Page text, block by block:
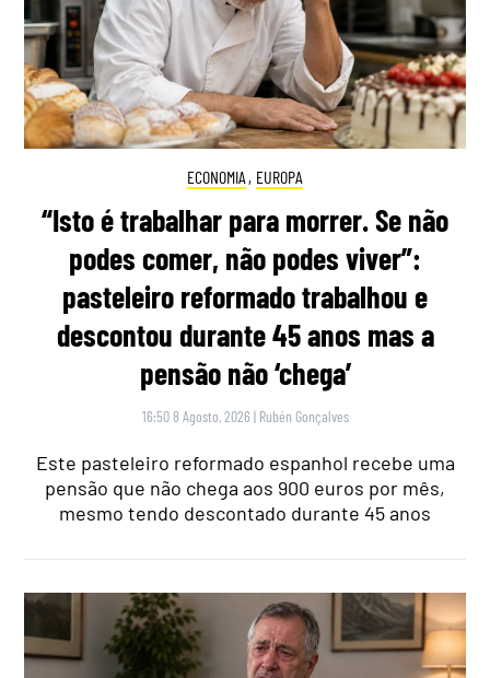
ECONOMIA , EUROPA
“Isto é trabalhar para morrer. Se não
podes comer, não podes viver”:
pasteleiro reformado trabalhou e
descontou durante 45 anos mas a
pensão não ‘chega’
16:50 8 Agosto, 2026 | Rubén Gonçalves
Este pasteleiro reformado espanhol recebe uma
pensão que não chega aos 900 euros por mês,
mesmo tendo descontado durante 45 anos